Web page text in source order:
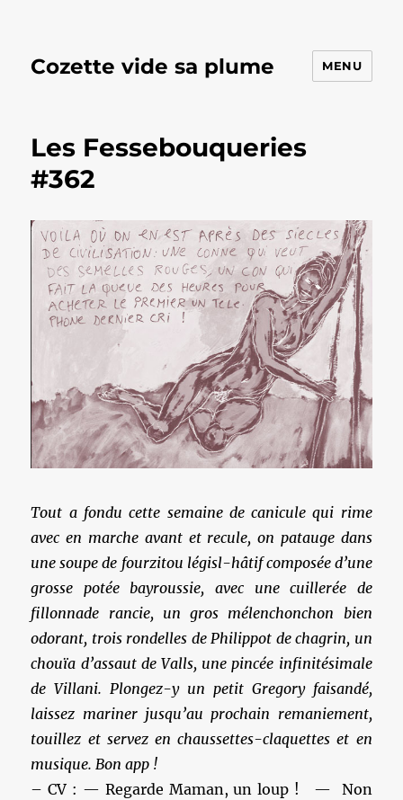
Cozette vide sa plume MENU
Les Fessebouqueries
#362
Tout a fondu cette semaine de canicule qui rime
avec en marche avant et recule, on patauge dans
une soupe de fourzitou législ-hâtif composée d’une
grosse potée bayroussie, avec une cuillerée de
fillonnade rancie, un gros mélenchonchon bien
odorant, trois rondelles de Philippot de chagrin, un
chouïa d’assaut de Valls, une pincée infinitésimale
de Villani. Plongez-y un petit Gregory faisandé,
laissez mariner jusqu’au prochain remaniement,
touillez et servez en chaussettes-claquettes et en
musique. Bon app !
– CV : — Regarde Maman, un loup ! — Non